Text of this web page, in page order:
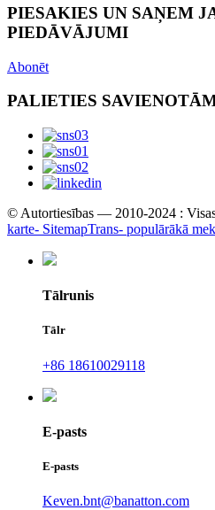
PIESAKIES UN SAŅEM
PIEDĀVĀJUMI
Abonēt
PALIETIES
© Autortiesības — 2010-2024 : Visas
karte- SitemapTrans- populārākā
Tālrunis
Tālr
+86 18610029118
E-pasts
E-pasts
Keven.bnt@banatton.com